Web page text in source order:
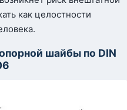
как целостности
шайбы по DIN